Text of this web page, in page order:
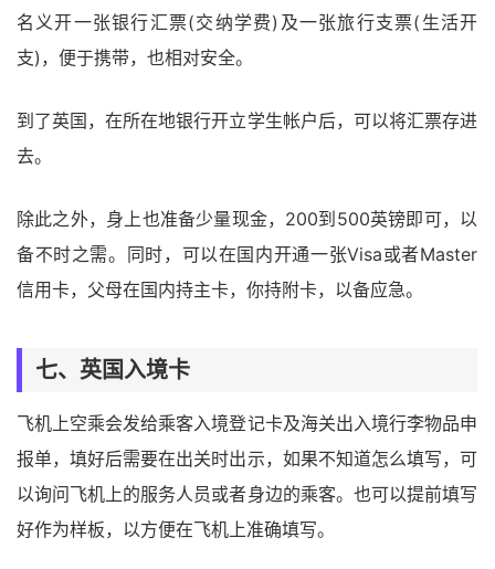
名义开一张银行汇票(交纳学费)及一张旅行支票(生活开
支)，便于携带，也相对安全。
到了英国，在所在地银行开立学生帐户后，可以将汇票存进
去。
除此之外，身上也准备少量现金，200到500英镑即可，以
备不时之需。同时，可以在国内开通一张Visa或者Master
信用卡，父母在国内持主卡，你持附卡，以备应急。
七、英国入境卡
飞机上空乘会发给乘客入境登记卡及海关出入境行李物品申
报单，填好后需要在出关时出示，如果不知道怎么填写，可
以询问飞机上的服务人员或者身边的乘客。也可以提前填写
好作为样板，以方便在飞机上准确填写。